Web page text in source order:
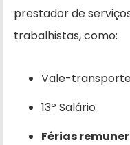
prestador de
trabalhistas, como:
Vale-
13º Salário
Férias